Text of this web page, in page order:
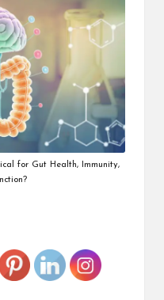
for Gut Health, Immunity,